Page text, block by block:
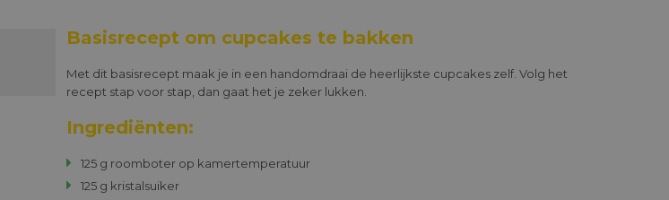
Basisrecept om cupcakes te bakken
Met dit basisrecept maak je in een handomdraai de heerlijkste cupcakes zelf. Volg het
recept stap voor stap, dan gaat het je zeker lukken.
Ingrediënten:
125 g roomboter op kamertemperatuur
125 g kristalsuiker